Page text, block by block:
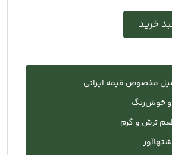
تومان210.000
خرید
مخصوص قیمه ایرانی
و خوش‌رنگ
ترش و گرم